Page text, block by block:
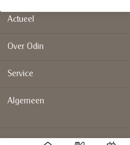
Actueel
Over Odin
Service
Algemeen